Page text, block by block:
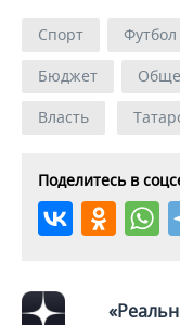
Спорт Футбол
Бюджет
Власть
Поделитесь в